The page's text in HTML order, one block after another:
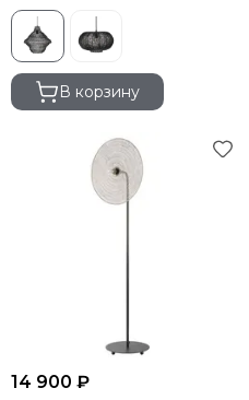
В корзину
14 900 ₽